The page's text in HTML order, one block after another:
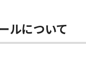
ルについて